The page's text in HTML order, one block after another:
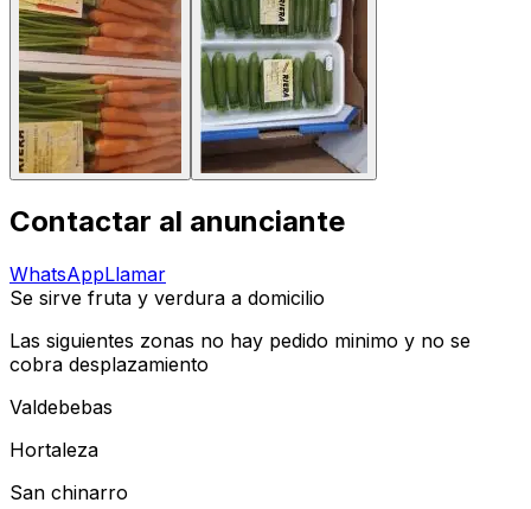
Contactar al anunciante
WhatsAppLlamar
Se sirve fruta y verdura a domicilio
Las siguientes zonas no hay pedido minimo y no se
cobra desplazamiento
Valdebebas
Hortaleza
San chinarro